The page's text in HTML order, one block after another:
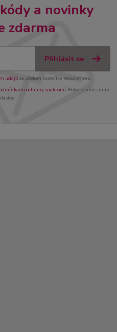
a novinky
zdarma
Přihlásit se
údajůza účelem rozesílky newsletteru.
ochrany soukromí. Potvrzením s nimi